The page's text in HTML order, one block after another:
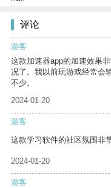
评论
游客
这款加速器app的加速效果
况了。我以前玩游戏经常会
不少。
2024-01-20
游客
这款学习软件的社区氛围非
2024-01-20
游客